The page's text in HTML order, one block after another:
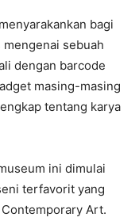
bagi
sebuah
dengan barcode
masing-masing
tentang karya
ini dimulai
terfavorit yang
Art.